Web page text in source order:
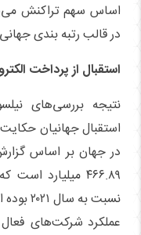
اساس سهم تراکنش
در قالب رتبه بندی
استقبال از پرداخت
نتیجه بررسی‌های
استقبال جهانیان
نسبت
عملکرد شرکت‌های